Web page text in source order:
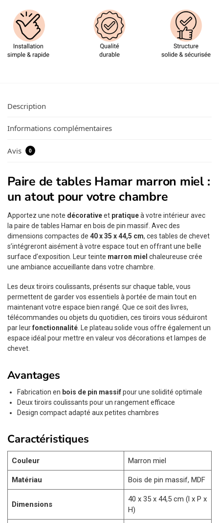
Description
Informations complémentaires
Avis 0
Paire de tables Hamar marron miel :
un atout pour votre chambre
Apportez une note décorativeet pratiqueà votre intérieur avec
la paire de tables Hamar en bois de pin massif. Avec des
dimensions compactes de 40 x 35 x 44,5 cm, ces tables de chevet
s’intégreront aisément à votre espace tout en offrant une belle
surface d’exposition. Leur teinte marron miel chaleureuse crée
une ambiance accueillante dans votre chambre.
Les deux tiroirs coulissants, présents sur chaque table, vous
permettent de garder vos essentiels à portée de main tout en
maintenant votre espace bien rangé. Que ce soit des livres,
télécommandes ou objets du quotidien, ces tiroirs vous séduiront
par leurfonctionnalité. Le plateau solide vous offre également un
espace idéal pour mettre en valeur vos décorations et lampes de
chevet.
Avantages
Fabrication en bois de pin massifpour une solidité optimale
Deux tiroirs coulissants pour un rangement efficace
Design compact adapté aux petites chambres
Caractéristiques
Couleur Marron miel
Matériau Bois de pin massif, MDF
Dimensions
40 x 35 x 44,5 cm (l x P x
H)